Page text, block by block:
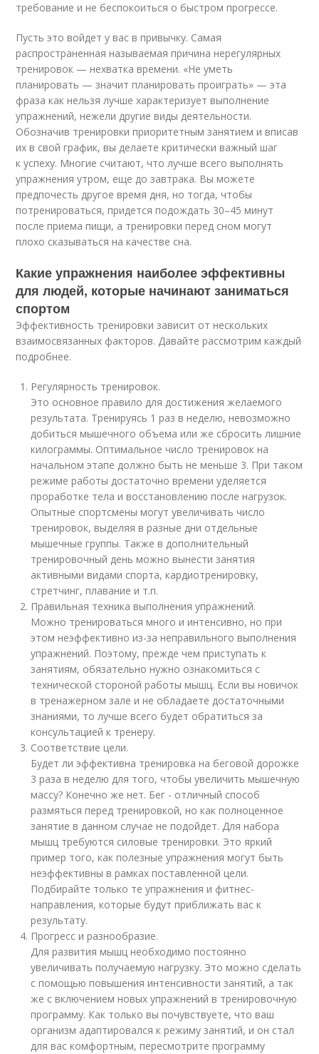
требование и не беспокоиться о быстром прогрессе.
Пусть это войдет у вас в привычку. Самая
распространенная называемая причина нерегулярных
тренировок — нехватка времени. «Не уметь
планировать — значит планировать проиграть» — эта
фраза как нельзя лучше характеризует выполнение
упражнений, нежели другие виды деятельности.
Обозначив тренировки приоритетным занятием и вписав
их в свой график, вы делаете критически важный шаг
к успеху. Многие считают, что лучше всего выполнять
упражнения утром, еще до завтрака. Вы можете
предпочесть другое время дня, но тогда, чтобы
потренироваться, придется подождать 30–45 минут
после приема пищи, а тренировки перед сном могут
плохо сказываться на качестве сна.
Какие упражнения наиболее эффективны
для людей, которые начинают заниматься
спортом
Эффективность тренировки зависит от нескольких
взаимосвязанных факторов. Давайте рассмотрим каждый
подробнее.
Регулярность тренировок.
Это основное правило для достижения желаемого
результата. Тренируясь 1 раз в неделю, невозможно
добиться мышечного объема или же сбросить лишние
килограммы. Оптимальное число тренировок на
начальном этапе должно быть не меньше 3. При таком
режиме работы достаточно времени уделяется
проработке тела и восстановлению после нагрузок.
Опытные спортсмены могут увеличивать число
тренировок, выделяя в разные дни отдельные
мышечные группы. Также в дополнительный
тренировочный день можно вынести занятия
активными видами спорта, кардиотренировку,
стретчинг, плавание и т.п.
Правильная техника выполнения упражнений.
Можно тренироваться много и интенсивно, но при
этом неэффективно из-за неправильного выполнения
упражнений. Поэтому, прежде чем приступать к
занятиям, обязательно нужно ознакомиться с
технической стороной работы мышц. Если вы новичок
в тренажерном зале и не обладаете достаточными
знаниями, то лучше всего будет обратиться за
консультацией к тренеру.
Соответствие цели.
Будет ли эффективна тренировка на беговой дорожке
3 раза в неделю для того, чтобы увеличить мышечную
массу? Конечно же нет. Бег - отличный способ
размяться перед тренировкой, но как полноценное
занятие в данном случае не подойдет. Для набора
мышц требуются силовые тренировки. Это яркий
пример того, как полезные упражнения могут быть
неэффективны в рамках поставленной цели.
Подбирайте только те упражнения и фитнес-
направления, которые будут приближать вас к
результату.
Прогресс и разнообразие.
Для развития мышц необходимо постоянно
увеличивать получаемую нагрузку. Это можно сделать
с помощью повышения интенсивности занятий, а так
же с включением новых упражнений в тренировочную
программу. Как только вы почувствуете, что ваш
организм адаптировался к режиму занятий, и он стал
для вас комфортным, пересмотрите программу